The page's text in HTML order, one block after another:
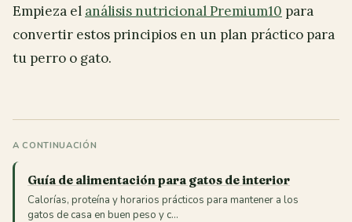
Empieza el análisis nutricional Premium10 para
convertir estos principios en un plan práctico para
tu perro o gato.
A CONTINUACIÓN
Guía de alimentación para gatos de interior
Calorías, proteína y horarios prácticos para mantener a los
gatos de casa en buen peso y c…